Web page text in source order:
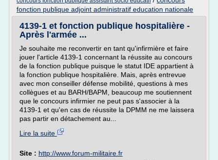
fonction publique adjoint administratif education nationale
4139-1 et fonction publique hospitalière -
Après l'armée ...
Je souhaite me reconvertir en tant qu'infirmière et faire
jouer l'article 4139-1 concernant la réussite au concours
de la fonction publique puisque le statut IDE appartient à
la fonction publique hospitalière. Mais, après entrevue
avec mon conseiller défense mobilité, questions à mes
collègues et au BARH/BAPM, beaucoup me soutiennent
que le concours infirmier ne peut pas s'associer à la
4139-1 et qu'en cas de réussite la DPMM ne me laissera
pas partir en détachement au...
Lire la suite
Site : http://www.forum-militaire.fr